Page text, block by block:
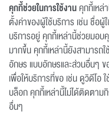
คุกกี้ช่วยในการใช้งานคุกกี้เหล่
ตั้งค่าของผู้ใช้บริการ เช่น ชื่อ
บริการอยู่ คุกกี้เหล่านี้ช่วยมอ
มากขึ้น คุกกี้เหล่านี้ยังสามาร
อักษร แบบอักษรและส่วนอื่นๆ
เพื่อให้บริการที่ขอ เช่น ดูวิดีโอ
บล็อก คุกกี้เหล่านี้ไม่ได้ติดตาม
อื่นๆ